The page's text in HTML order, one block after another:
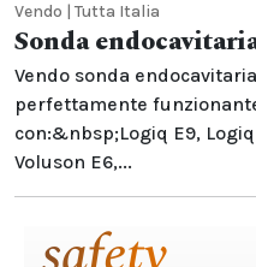
Vendo | Tutta Italia
Sonda
Vendo sonda
perfettamente
con:&nbsp;Logiq E9,
Voluson E6,...